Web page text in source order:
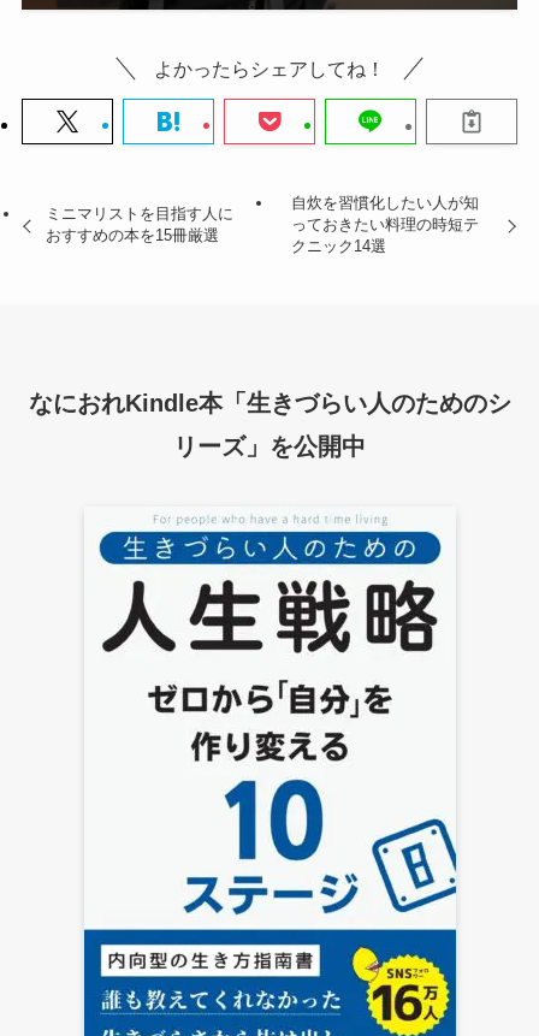
よかったらシェアしてね！
ミニマリストを目指す人に
おすすめの本を15冊厳選
自炊を習慣化したい人が知
っておきたい料理の時短テ
クニック14選
なにおれKindle本「生きづらい人のためのシ
リーズ」を公開中